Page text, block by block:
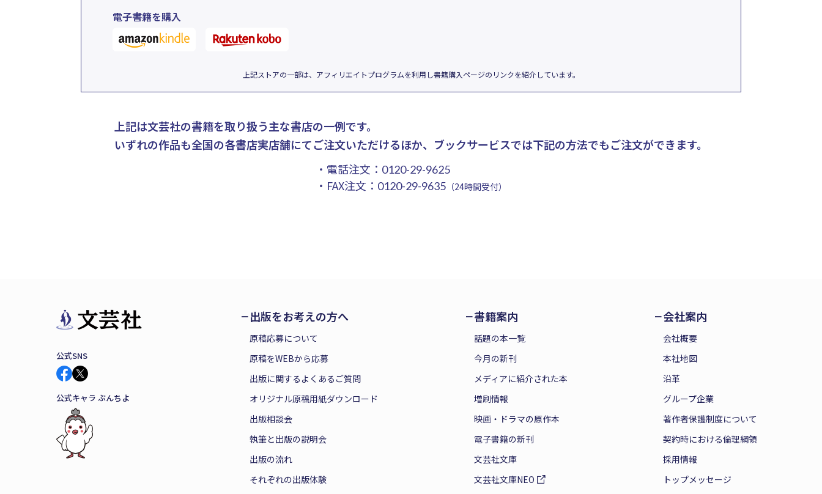
電子書籍を購入
上記ストアの一部は、アフィリエイトプログラムを利用し書籍購入ページのリンクを紹介しています。
上記は文芸社の書籍を取り扱う主な書店の一例です。
いずれの作品も全国の各書店実店舗にてご注文いただけるほか、ブックサービスでは下記の方法でもご注文ができます。
・電話注文： 0120-29-9625
・FAX注文： 0120-29-9635（24時間受付）
公式SNS
公式キャラ ぶんちよ
出版をお考えの方へ
原稿応募について
原稿をWEBから応募
出版に関するよくあるご質問
オリジナル原稿用紙ダウンロード
出版相談会
執筆と出版の説明会
出版の流れ
それぞれの出版体験
書籍案内
話題の本一覧
今月の新刊
メディアに紹介された本
増刷情報
映画・ドラマの原作本
電子書籍の新刊
文芸社文庫
文芸社文庫NEO
会社案内
会社概要
本社地図
沿革
グループ企業
著作者保護制度について
契約時における倫理綱領
採用情報
トップメッセージ